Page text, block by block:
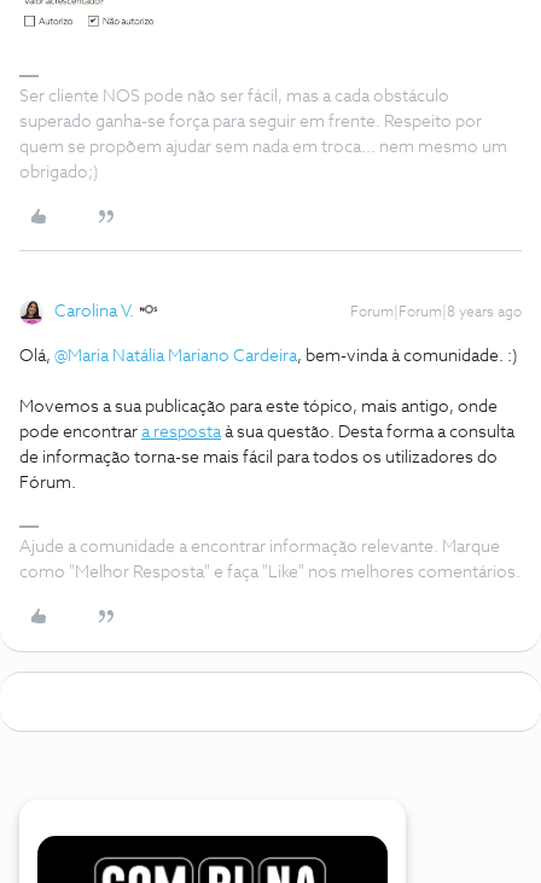
Ser cliente NOS pode não ser fácil, mas a cada obstáculo
superado ganha-se força para seguir em frente. Respeito por
quem se propõem ajudar sem nada em troca... nem mesmo um
obrigado;)
Carolina V. Forum|Forum|8 years ago
Olá, @Maria Natália Mariano Cardeira, bem-vinda à comunidade. :)
Movemos a sua publicação para este tópico, mais antigo, onde
pode encontrar a respostaà sua questão. Desta forma a consulta
de informação torna-se mais fácil para todos os utilizadores do
Fórum.
Ajude a comunidade a encontrar informação relevante. Marque
como "Melhor Resposta" e faça "Like" nos melhores comentários.